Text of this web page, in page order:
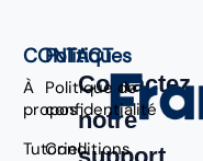
CONTACT
À
propos
Tutoriel
Politiques
Politique de
confidentialité
Conditions
Contactez
notre